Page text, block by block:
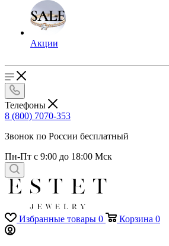
Акции
Телефоны
8 (800) 7070-353
Звонок по России бесплатный
Пн-Пт с 9:00 до 18:00 Мск
Избранные товары 0 Корзина 0